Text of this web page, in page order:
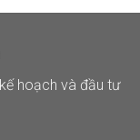
hoạch và đầu tư